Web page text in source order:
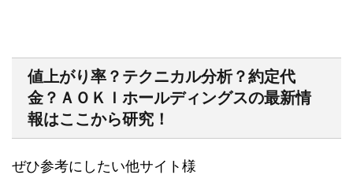
値上がり率？テクニカル分析？約定代
金？ＡＯＫＩホールディングスの最新情
報はここから研究！
ぜひ参考にしたい他サイト様